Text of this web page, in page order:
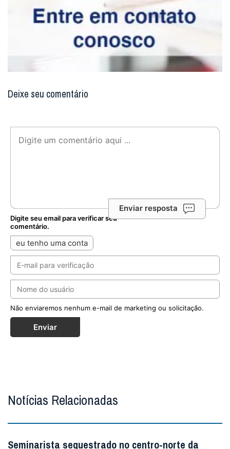
Deixe seu comentário
Enviar resposta
Digite seu email para verificar seu
comentário.
eu tenho uma conta
Não enviaremos nenhum e-mail de marketing ou solicitação.
Enviar
Notícias Relacionadas
Seminarista sequestrado no centro-norte da